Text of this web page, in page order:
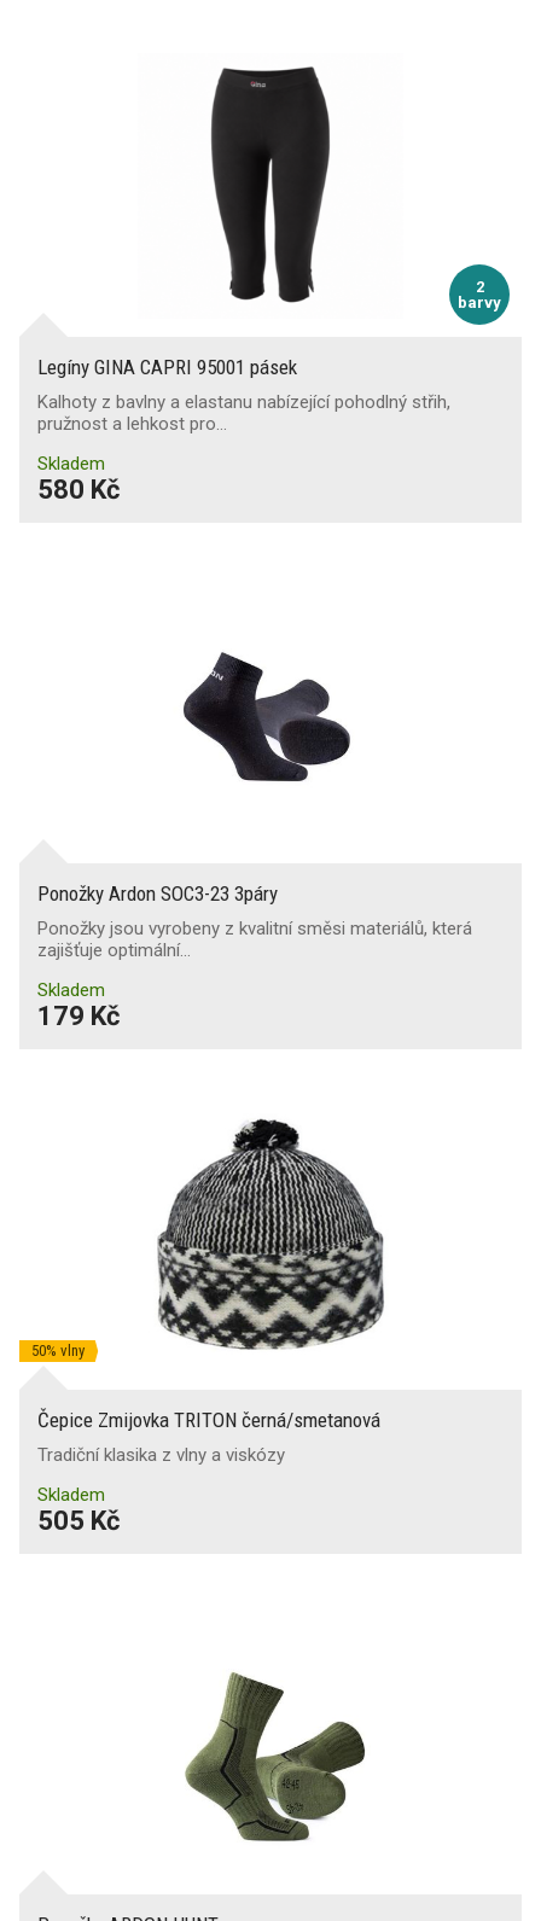
2
barvy
Legíny GINA CAPRI 95001 pásek
Kalhoty z bavlny a elastanu nabízející pohodlný střih,
pružnost a lehkost pro…
Skladem
580 Kč
Ponožky Ardon SOC3-23 3páry
Ponožky jsou vyrobeny z kvalitní směsi materiálů, která
zajišťuje optimální…
Skladem
179 Kč
50% vlny
Čepice Zmijovka TRITON černá/smetanová
Tradiční klasika z vlny a viskózy
Skladem
505 Kč